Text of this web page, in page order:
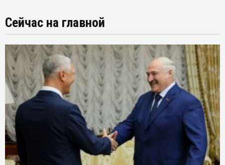
Сейчас на главной